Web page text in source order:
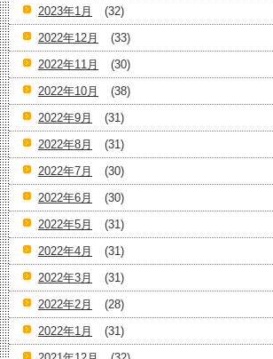
2023年1月
(32)
2022年12月
(33)
2022年11月
(30)
2022年10月
(38)
2022年9月
(31)
2022年8月
(31)
2022年7月
(30)
2022年6月
(30)
2022年5月
(31)
2022年4月
(31)
2022年3月
(31)
2022年2月
(28)
2022年1月
(31)